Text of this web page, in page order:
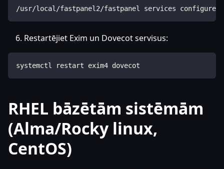
/usr/local/fastpanel2/fastpanel services configure
Restartējiet Exim un Dovecot servisus:
systemctl restart exim4 dovecot
RHEL bāzētām sistēmām
(Alma/Rocky linux,
CentOS)